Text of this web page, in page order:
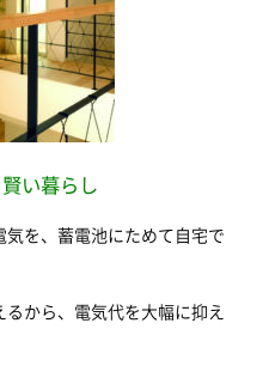
い暮らし
を、蓄電池にためて自宅で
から、電気代を大幅に抑え